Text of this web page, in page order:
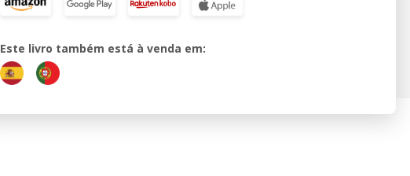
Este livro também está à venda em: